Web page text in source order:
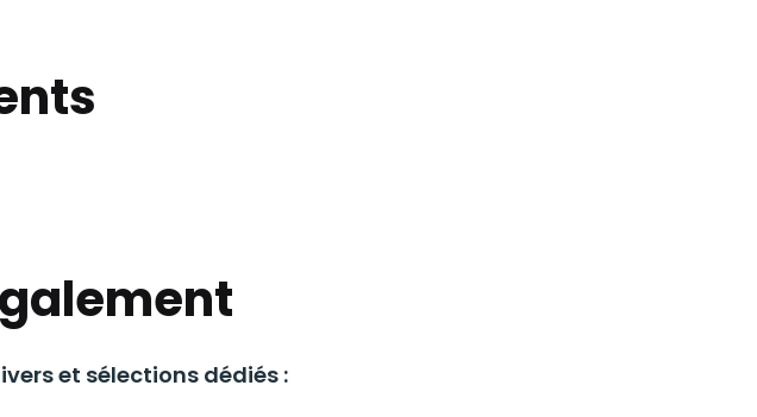
et sélections dédiés :